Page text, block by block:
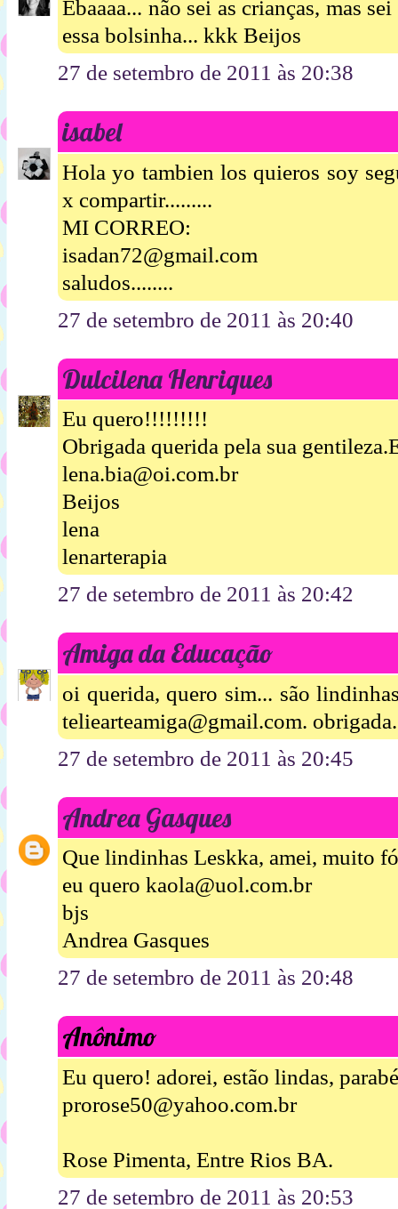
Ebaaaa... não sei as crianças, mas
essa bolsinha... kkk Beijos
27 de setembro de 2011 às 20:38
isabel
Hola yo tambien los quieros soy
x compartir.........
MI CORREO:
isadan72@gmail.com
saludos........
27 de setembro de 2011 às 20:40
Dulcilena Henriques
Eu quero!!!!!!!!!
Obrigada querida pela sua
lena.bia@oi.com.br
Beijos
lena
lenarterapia
27 de setembro de 2011 às 20:42
Amiga da Educação
oi querida, quero sim... são
teliearteamiga@gmail.com. obrigada.
27 de setembro de 2011 às 20:45
Andrea Gasques
Que lindinhas Leskka, amei, muito
eu quero kaola@uol.com.br
bjs
Andrea Gasques
27 de setembro de 2011 às 20:48
Anônimo
Eu quero! adorei, estão lindas,
prorose50@yahoo.com.br
Rose Pimenta, Entre Rios BA.
27 de setembro de 2011 às 20:53